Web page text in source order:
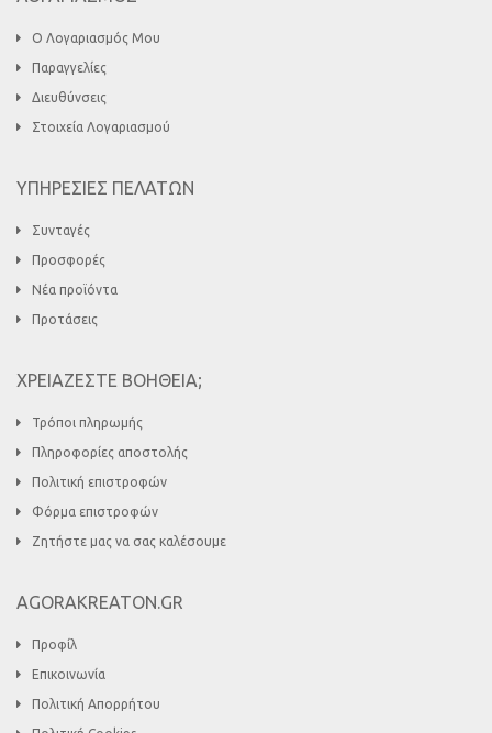
Ο Λογαριασμός Μου
Παραγγελίες
Διευθύνσεις
Στοιχεία Λογαριασμού
ΥΠΗΡΕΣΙΕΣ ΠΕΛΑΤΩΝ
Συνταγές
Προσφορές
Νέα προϊόντα
Προτάσεις
ΧΡΕΙΑΖΕΣΤΕ ΒΟΗΘΕΙΑ;
Τρόποι πληρωμής
Πληροφορίες αποστολής
Πολιτική επιστροφών
Φόρμα επιστροφών
Ζητήστε μας να σας καλέσουμε
AGORAKREATON.GR
Προφίλ
Επικοινωνία
Πολιτική Απορρήτου